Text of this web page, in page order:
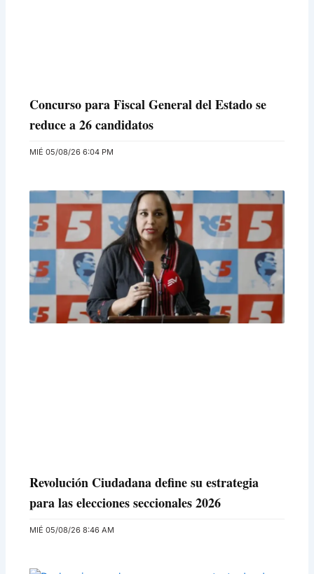
Concurso para Fiscal General del Estado se
reduce a 26 candidatos
MIÉ 05/08/26 6:04 PM
Revolución Ciudadana define su estrategia
para las elecciones seccionales 2026
MIÉ 05/08/26 8:46 AM